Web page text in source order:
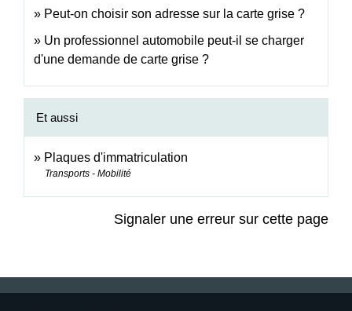
Peut-on choisir son adresse sur la carte grise ?
Un professionnel automobile peut-il se charger
d'une demande de carte grise ?
Et aussi
Plaques d'immatriculation
Transports - Mobilité
Signaler une erreur sur cette page